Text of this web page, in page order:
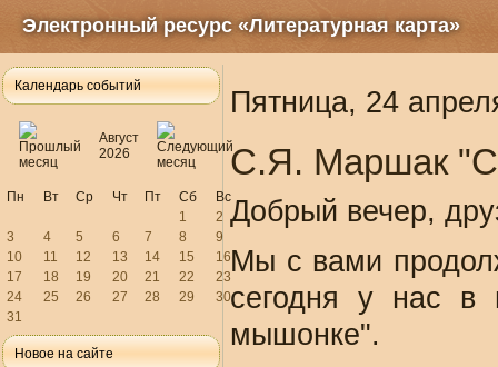
Электронный ресурс «Литературная карта»
Календарь событий
Август
2026
Пн Вт Ср Чт Пт Сб
Вс
1
2
3
4 5 6 7 8
9
10
11 12 13 14 15
16
17
18 19 20 21 22
23
24
25 26 27 28 29
30
31
Новое на сайте
Пятница, 24
С.Я. Маршак
Добрый вечер,
Мы с вами
сегодня у нас в
мышонке".